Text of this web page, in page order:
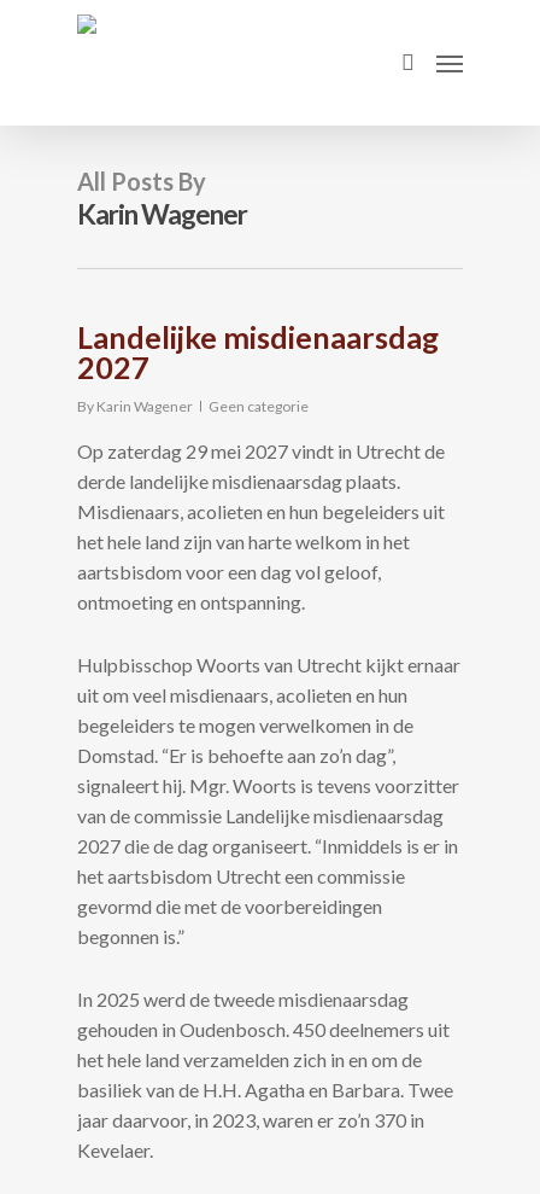
search
Menu
All Posts By
Karin Wagener
Landelijke misdienaarsdag
2027
By Karin Wagener Geen categorie
Op zaterdag 29 mei 2027 vindt in Utrecht de
derde landelijke misdienaarsdag plaats.
Misdienaars, acolieten en hun begeleiders uit
het hele land zijn van harte welkom in het
aartsbisdom voor een dag vol geloof,
ontmoeting en ontspanning.
Hulpbisschop Woorts van Utrecht kijkt ernaar
uit om veel misdienaars, acolieten en hun
begeleiders te mogen verwelkomen in de
Domstad. “Er is behoefte aan zo’n dag”,
signaleert hij. Mgr. Woorts is tevens voorzitter
van de commissie Landelijke misdienaarsdag
2027 die de dag organiseert. “Inmiddels is er in
het aartsbisdom Utrecht een commissie
gevormd die met de voorbereidingen
begonnen is.”
In 2025 werd de tweede misdienaarsdag
gehouden in Oudenbosch. 450 deelnemers uit
het hele land verzamelden zich in en om de
basiliek van de H.H. Agatha en Barbara. Twee
jaar daarvoor, in 2023, waren er zo’n 370 in
Kevelaer.